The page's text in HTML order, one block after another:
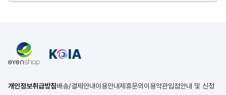
개인정보취급방침배송/결제안내이용안내제휴문의 이용약관입점안내 및 신청